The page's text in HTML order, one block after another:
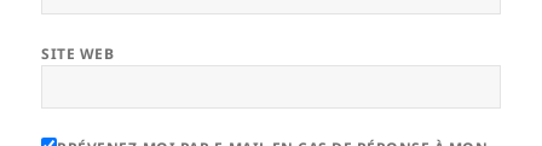
SITE WEB